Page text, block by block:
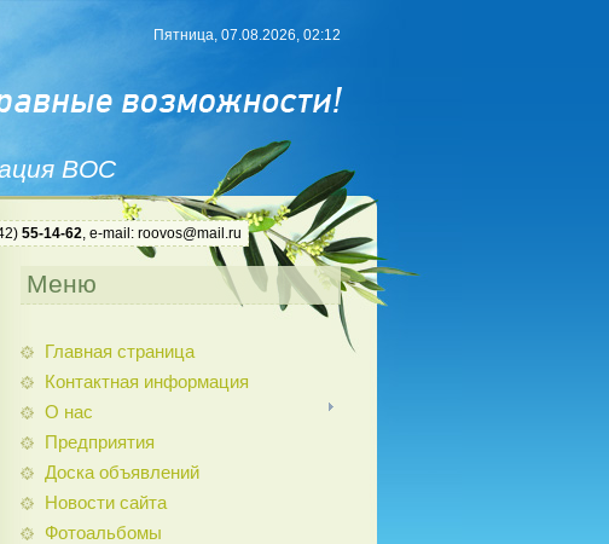
ВОС
Пятница, 07.08.2026, 02:12
55-14-62, e-mail: roovos@mail.ru
Меню
Главная страница
Контактная информация
О нас
Предприятия
Доска объявлений
Новости сайта
Фотоальбомы